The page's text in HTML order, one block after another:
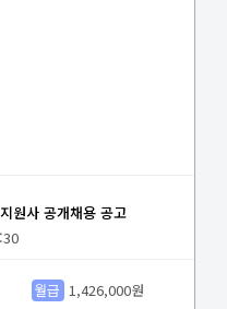
원사 공개채용 공고
월급 1,426,000원